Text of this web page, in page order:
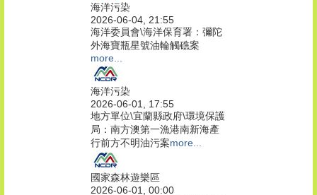
海洋污染
2026-06-04, 21:55
海洋委員會\海洋保育署：彌陀
外海寶瓶星號油輪觸礁案
more...
海洋污染
2026-06-01, 17:55
地方單位\宜蘭縣政府\環境保護
局：南方澳第一漁港南新海產
行前方不明油污案more...
國家森林遊樂區
2026-06-01, 00:00